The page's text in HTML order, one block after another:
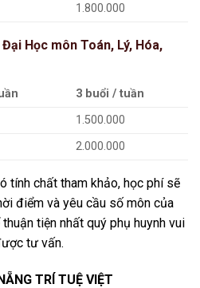
1.800.000
Học môn Toán, Lý, Hóa,
3 buổi / tuần
1.500.000
2.000.000
tính chất tham khảo, học phí sẽ
điểm và yêu cầu số môn của
tiện nhất quý phụ huynh vui
tư vấn.
TRÍ TUỆ VIỆT